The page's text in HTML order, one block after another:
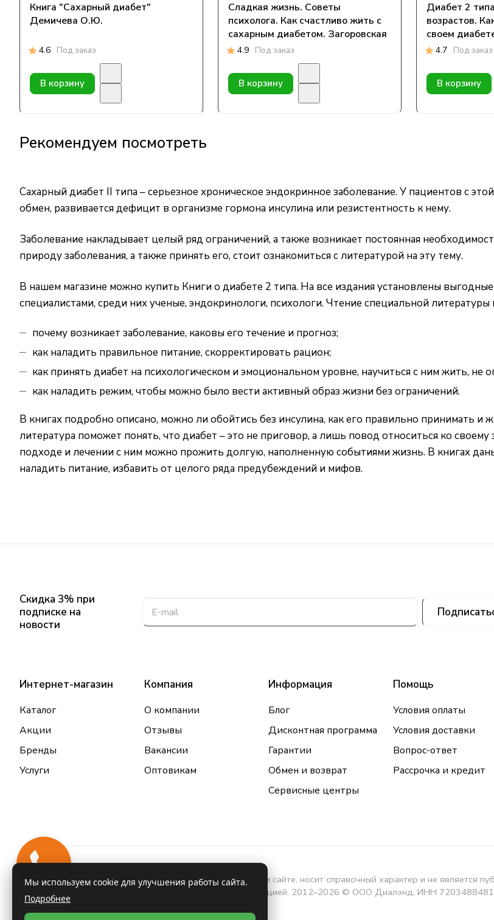
Книга "Сахарный диабет"
Демичева О.Ю.
4.6 Под заказ
В корзину
Сладкая жизнь. Советы
психолога. Как счастливо жить с
сахарным диабетом. Загоровская
Т. Ю.
4.9 Под заказ
В корзину
Диабет 2
возрастов.
своем
Килверт
4.7 Под заказ
В корзину
Рекомендуем посмотреть
Сахарный диабет II типа – серьезное хроническое эндокринное заболевание. У пациентов с
обмен, развивается дефицит в организме гормона инсулина или резистентность к нему.
Заболевание накладывает целый ряд ограничений, а также возникает постоянная
природу заболевания, а также принять его, стоит ознакомиться с литературой на эту тему.
В нашем магазине можно купить Книги о диабете 2 типа. На все издания установлены
специалистами, среди них ученые, эндокринологи, психологи. Чтение специальной
почему возникает заболевание, каковы его течение и прогноз;
как наладить правильное питание, скорректировать рацион;
как принять диабет на психологическом и эмоциональном уровне, научиться с ним жить, не
как наладить режим, чтобы можно было вести активный образ жизни без ограничений.
В книгах подробно описано, можно ли обойтись без инсулина, как его правильно принимать
литература поможет понять, что диабет – это не приговор, а лишь повод относиться ко
подходе и лечении с ним можно прожить долгую, наполненную событиями жизнь. В книгах
наладить питание, избавить от целого ряда предубеждений и мифов.
Скидка 3% при
подписке на
новости
Интернет-магазин
Каталог
Акции
Бренды
Услуги
Компания
О компании
Отзывы
Вакансии
Оптовикам
Информация
Блог
Дисконтная программа
Гарантии
Обмен и возврат
Сервисные центры
Помощь
Условия оплаты
Условия доставки
Вопрос-ответ
Рассрочка и кредит
Информация о товарах и услугах, размещенная на данном сайте, носит справочный характер и не
проконсультироваться с врачом и ознакомиться с инструкцией. 2012–2026 © ООО Диалэнд, ИНН
Мы используем cookie для улучшения работы сайта.
Подробнее
Закажи